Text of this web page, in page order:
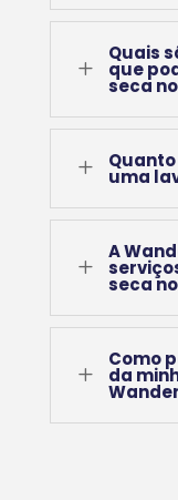
L
Quais
que
seca
L uma
L
A
seca
L
Como
da